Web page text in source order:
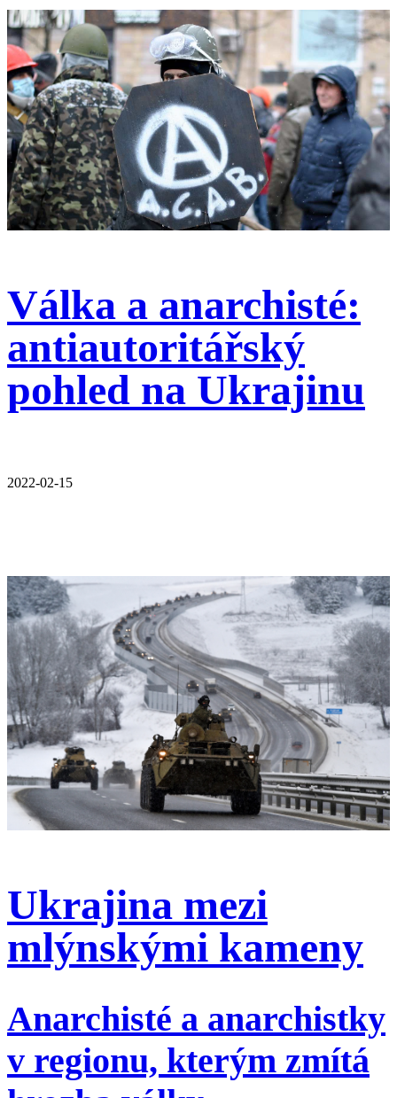
Válka a anarchisté:
antiautoritářský
pohled na Ukrajinu
2022-02-15
Ukrajina mezi
mlýnskými kameny
Anarchisté a anarchistky
v regionu, kterým zmítá